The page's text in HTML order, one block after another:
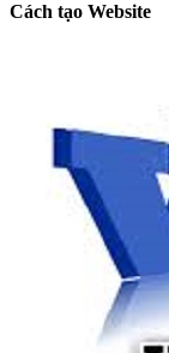
Cách tạo Website